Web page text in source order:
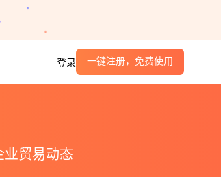
登录 一键注册，免费使用
业贸易动态